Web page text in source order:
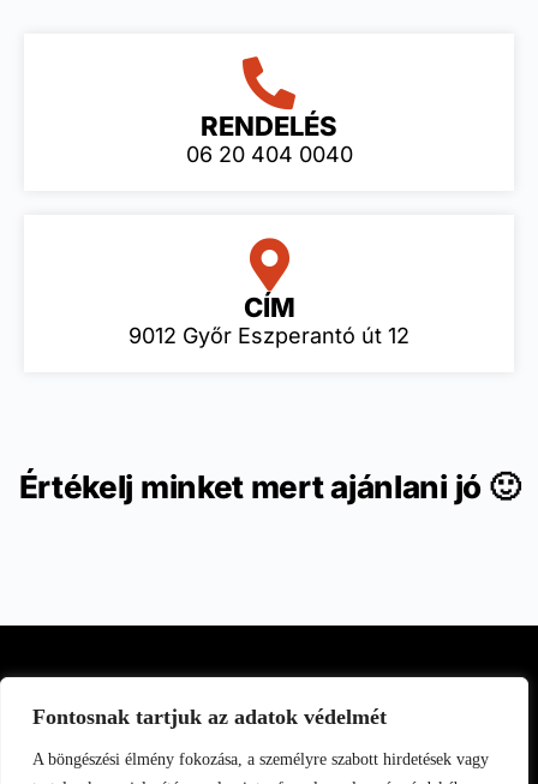
Fontosnak tartjuk az adatok védelmét
A böngészési élmény fokozása, a személyre szabott hirdetések vagy
RENDELÉS
06 20 404 0040
CÍM
9012 Győr Eszperantó út 12
Értékelj minket mert ajánlani jó 🙂